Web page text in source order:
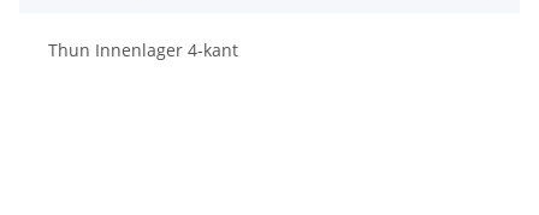
Thun Innenlager 4-kant